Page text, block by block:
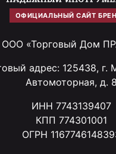
ОФИЦИАЛЬНЫЙ САЙТ
ООО «Торговый Дом
адрес: 125438, г.
Автомоторная, д. 8
ИНН 7743139407
КПП 774301001
ОГРН